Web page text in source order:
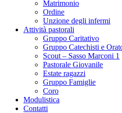
Matrimonio
Ordine
Unzione degli infermi
Attività pastorali
Gruppo Caritativo
Gruppo Catechisti e
Scout – Sasso Marconi 1
Pastorale Giovanile
Estate ragazzi
Gruppo Famiglie
Coro
Modulistica
Contatti